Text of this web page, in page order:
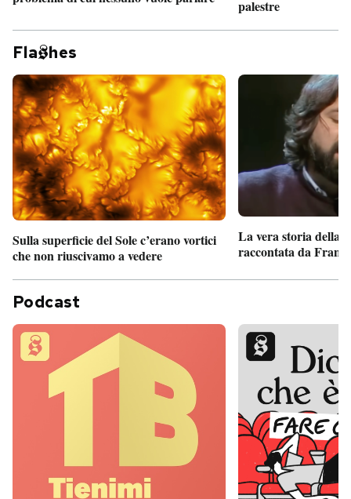
palestre
Fla hes
Sulla superficie del Sole c’erano vortici
che non riuscivamo a vedere
La vera storia della
raccontata da
Podcast